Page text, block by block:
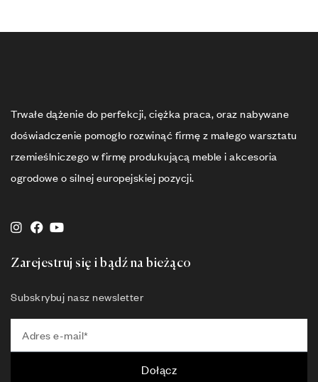
Trwałe dążenie do perfekcji, ciężka praca, oraz nabywane
doświadczenie pomogło rozwinąć firmę z małego warsztatu
rzemieślniczego w firmę produkującą meble i akcesoria
ogrodowe o silnej europejskiej pozycji.
Zarejestruj się i bądź na bieżąco
Subskrybuj nasz newsletter
Dołącz